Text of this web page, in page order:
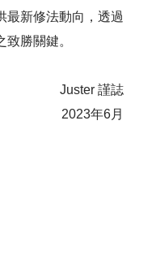
最新修法動向，透過
致勝關鍵。
Juster 謹誌
2023年6月